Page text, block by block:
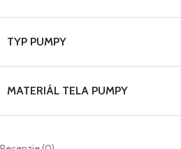
TYP PUMPY
MATERIÁL TELA PUMPY